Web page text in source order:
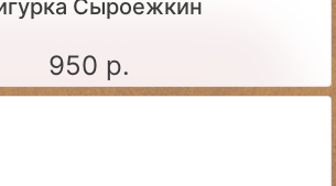
Сыроежкин
950 р.